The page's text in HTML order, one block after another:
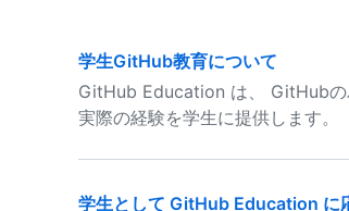
学生GitHub教育について
GitHub Education は、 GitHubの
実際の経験を学生に提供します。
学生として GitHub Education に